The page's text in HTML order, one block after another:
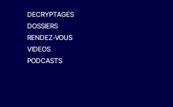
DECRYPTAGES
DOSSIERS
RENDEZ-VOUS
VIDEOS
PODCASTS